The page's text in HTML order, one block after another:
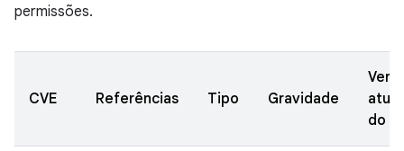
permissões.
CVE Referências Tipo Gravidade
do